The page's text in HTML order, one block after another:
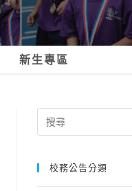
新生專區
Search
for:
校務公告分類